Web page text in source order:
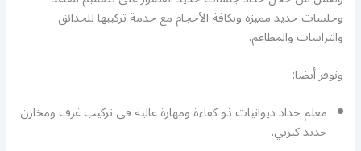
وجلسات حديد مميزة وبكافة الأحجام مع خدمة تركيبها للحدائق
والتراسات والمطاعم.
ونوفر أيضا:
معلم حداد ديوانيات ذو كفاءة ومهارة عالية في تركيب غرف ومخازن
حديد كيربي.